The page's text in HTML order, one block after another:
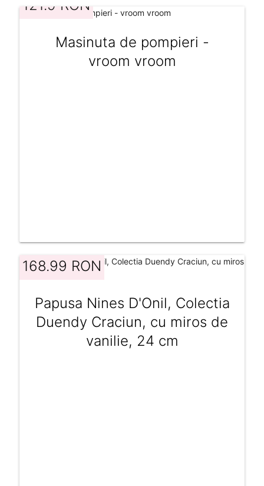
121.9 RON
Masinuta de pompieri -
vroom vroom
168.99 RON
Papusa Nines D'Onil, Colectia
Duendy Craciun, cu miros de
vanilie, 24 cm